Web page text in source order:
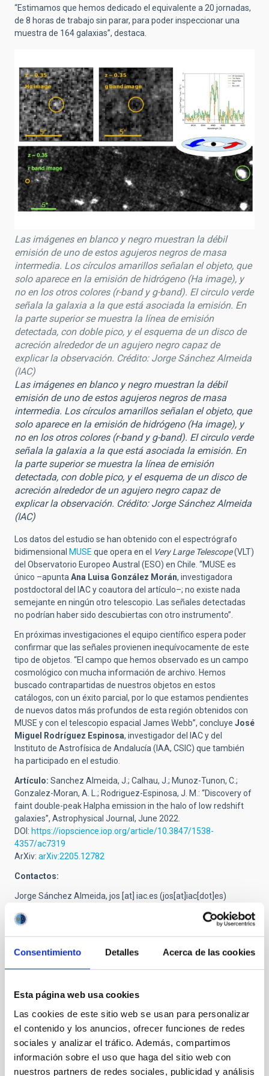
Consentimiento Detalles Acerca de las cookies
Esta página web usa cookies
Las cookies de este sitio web se usan para personalizar
el contenido y los anuncios, ofrecer funciones de redes
sociales y analizar el tráfico. Además, compartimos
información sobre el uso que haga del sitio web con
nuestros partners de redes sociales, publicidad y análisis
“Estimamos que hemos dedicado el equivalente a 20 jornadas,
de 8 horas de trabajo sin parar, para poder inspeccionar una
muestra de 164 galaxias”, destaca.
Las imágenes en blanco y negro muestran la débil
emisión de uno de estos agujeros negros de masa
intermedia. Los círculos amarillos señalan el objeto, que
solo aparece en la emisión de hidrógeno (Ha image), y
no en los otros colores (r-band y g-band). El circulo verde
señala la galaxia a la que está asociada la emisión. En
la parte superior se muestra la línea de emisión
detectada, con doble pico, y el esquema de un disco de
acreción alrededor de un agujero negro capaz de
explicar la observación. Crédito: Jorge Sánchez Almeida
(IAC)
Las imágenes en blanco y negro muestran la débil
emisión de uno de estos agujeros negros de masa
intermedia. Los círculos amarillos señalan el objeto, que
solo aparece en la emisión de hidrógeno (Ha image), y
no en los otros colores (r-band y g-band). El circulo verde
señala la galaxia a la que está asociada la emisión. En
la parte superior se muestra la línea de emisión
detectada, con doble pico, y el esquema de un disco de
acreción alrededor de un agujero negro capaz de
explicar la observación. Crédito: Jorge Sánchez Almeida
(IAC)
Los datos del estudio se han obtenido con el espectrógrafo
bidimensional MUSE que opera en el Very Large Telescope(VLT)
del Observatorio Europeo Austral (ESO) en Chile. “MUSE es
único –apunta Ana Luisa González Morán, investigadora
postdoctoral del IAC y coautora del artículo–; no existe nada
semejante en ningún otro telescopio. Las señales detectadas
no podrían haber sido descubiertas con otro instrumento”.
En próximas investigaciones el equipo científico espera poder
confirmar que las señales provienen inequívocamente de este
tipo de objetos. “El campo que hemos observado es un campo
cosmológico con mucha información de archivo. Hemos
buscado contrapartidas de nuestros objetos en estos
catálogos, con un éxito parcial, por lo que estamos pendientes
de nuevos datos más profundos de esta región obtenidos con
MUSE y con el telescopio espacial James Webb”, concluye José
Miguel Rodríguez Espinosa, investigador del IAC y del
Instituto de Astrofísica de Andalucía (IAA, CSIC) que también
ha participado en el estudio.
Artículo: Sanchez Almeida, J.; Calhau, J.; Munoz-Tunon, C.;
Gonzalez-Moran, A. L.; Rodriguez-Espinosa, J. M.: “Discovery of
faint double-peak Halpha emission in the halo of low redshift
galaxies”, Astrophysical Journal , June 2022.
DOI: https://iopscience.iop.org/article/10.3847/1538-
4357/ac7319
ArXiv: arXiv:2205.12782
Contactos:
Jorge Sánchez Almeida, jos [at] iac.es (jos[at]iac[dot]es)
(joao[dot]calhau[at]iac[dot]es)
(ana[dot]gonzalez[at]iac[dot]es)
José Miguel Rodríguez Espinosa,jre[at]iac.es